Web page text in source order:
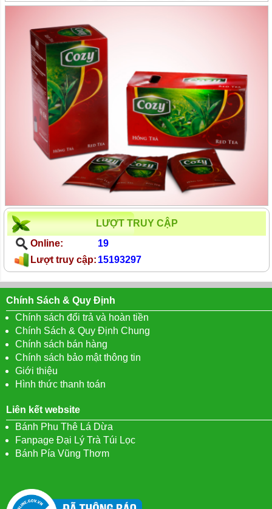
LƯỢT TRUY CẬP
Online:
19
Lượt truy cập: 15193297
Chính Sách & Quy Định
Chính sách đổi trả và hoàn tiền
Chính Sách & Quy Định Chung
Chính sách bán hàng
Chính sách bảo mật thông tin
Giới thiệu
Hình thức thanh toán
Liên kết website
Bánh Phu Thê Lá Dừa
Fanpage Đại Lý Trà Túi Lọc
Bánh Pía Vũng Thơm